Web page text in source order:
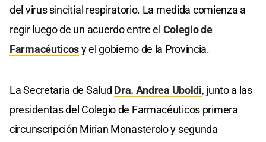
del virus sincitial respiratorio. La medida comienza a
regir luego de un acuerdo entre el Colegio de
Farmacéuticosy el gobierno de la Provincia.
La Secretaria de Salud Dra. Andrea Uboldi, junto a las
presidentas del Colegio de Farmacéuticos primera
circunscripción Mirian Monasterolo y segunda